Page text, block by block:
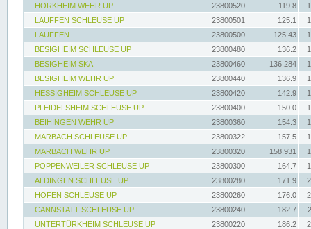
HORKHEIM WEHR UP
23800520 119.8
LAUFFEN SCHLEUSE UP
23800501 125.1
LAUFFEN
23800500 125.43
BESIGHEIM SCHLEUSE UP
23800480 136.2
BESIGHEIM SKA
23800460 136.284
BESIGHEIM WEHR UP
23800440 136.9
HESSIGHEIM SCHLEUSE UP
23800420 142.9
PLEIDELSHEIM SCHLEUSE UP
23800400 150.0
BEIHINGEN WEHR UP
23800360 154.3
MARBACH SCHLEUSE UP
23800322 157.5
MARBACH WEHR UP
23800320 158.931
POPPENWEILER SCHLEUSE UP
23800300 164.7
ALDINGEN SCHLEUSE UP
23800280 171.9
HOFEN SCHLEUSE UP
23800260 176.0
CANNSTATT SCHLEUSE UP
23800240 182.7
UNTERTÜRKHEIM SCHLEUSE UP
23800220 186.2